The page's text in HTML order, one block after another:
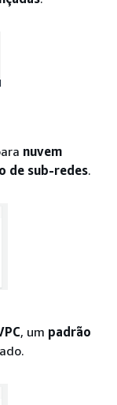
nuvem
de sub-redes.
, um padrão